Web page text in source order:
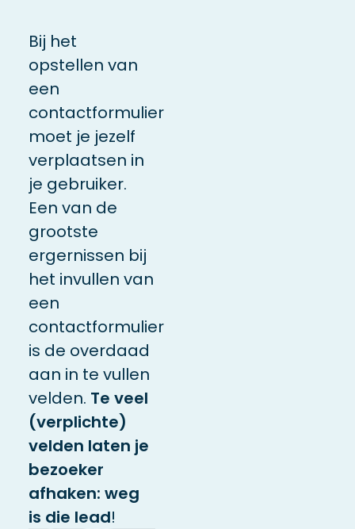
Bij het
opstellen van
een
contactformulier
moet je jezelf
verplaatsen in
je gebruiker.
Een van de
grootste
ergernissen bij
het invullen van
een
contactformulier
is de overdaad
aan in te vullen
velden. Te veel
(verplichte)
velden laten je
bezoeker
afhaken: weg
is die lead!